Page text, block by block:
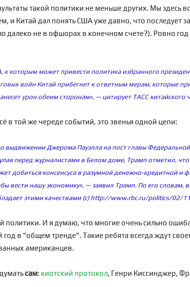
такой политики не меньше других. Мы здесь
и Китай дал понять США уже давно, что последует
далеко не в офшорах в конечном счете?). Ровно
к которым может привести политика избранного
войн Китай прибегнет к ответным мерам, которые
урон обеим сторонам», — цитирует ТАСС китайского
в той же череде событий, это звенья одной цепи:
Джерома Пауэлла на пост главы
перед журналистами в Белом доме, Трамп отметил,
добиться консенсуса в разумной денежно-кредитной и
вести нашу экономику», — заявил Трамп. По его словам,
этими качествами (с)http://www.rbc.ru/politics/02/
И я думаю, что многие очень сильно
в "общем тренде". Такие ребята всегда ждут
американцев.
сам: киотский протокол, Генри Киссинджер,